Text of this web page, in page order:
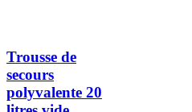
Trousse de
secours
polyvalente 20